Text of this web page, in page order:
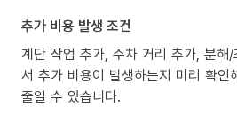
추가 비용 발생 조건
계단 작업 추가, 주차 거리 추가, 분해
서 추가 비용이 발생하는지 미리 확인
줄일 수 있습니다.